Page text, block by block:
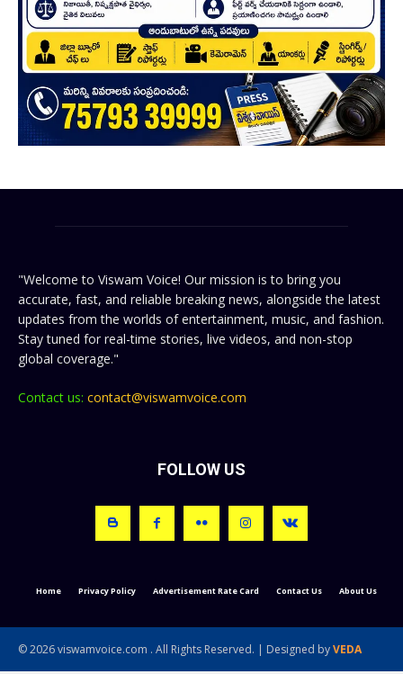
"Welcome to Viswam Voice! Our mission is to bring you
accurate, fast, and reliable breaking news, alongside the latest
updates from the worlds of entertainment, music, and fashion.
Stay tuned for real-time stories, live videos, and non-stop
global coverage."
Contact us: contact@viswamvoice.com
FOLLOW US
Home Privacy Policy Advertisement Rate Card Contact Us About Us
© 2026 viswamvoice.com . All Rights Reserved. | Designed byVEDA